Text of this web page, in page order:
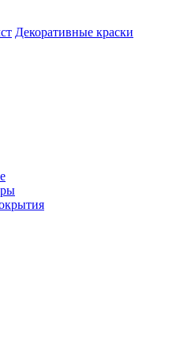
Декоративные краски